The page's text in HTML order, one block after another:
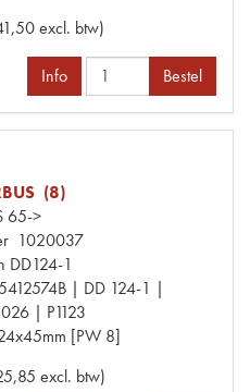
excl. btw)
Info Bestel
(8)
65->
1020037
DD124-1
| DD 124-1 |
| P1123
[PW 8]
excl. btw)